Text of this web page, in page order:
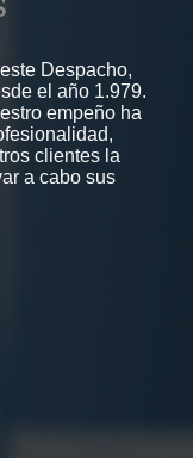
Despacho,
el año 1.979.
empeño ha
clientes la
a cabo sus